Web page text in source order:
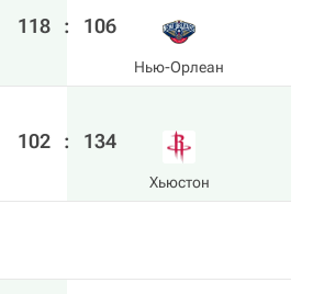
118 : 106
Нью-Орлеан
102 : 134
Хьюстон